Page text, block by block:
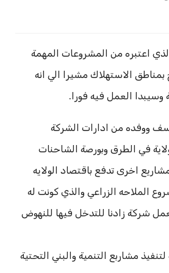
اعتبره من المشروعات المهمة
بمناطق الاستهلاك مشيرا الي انه
وسيبدا العمل فيه فورا.
ووفده من ادارات الشركة
في الطرق وبورصة الشاحنات
اخرى تدفع باقتصاد الولايه
الملاحه الزراعي والذي كونت له
شركة زادنا للتدخل فيها للنهوض
مشاربع التنمية والبني التحتية